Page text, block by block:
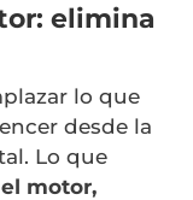
elimina
lo que
desde la
Lo que
el motor,